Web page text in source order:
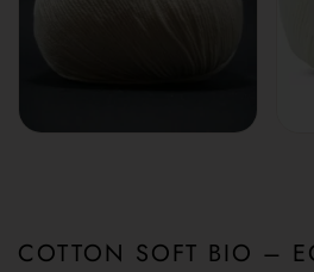
COTTON SOFT BIO –